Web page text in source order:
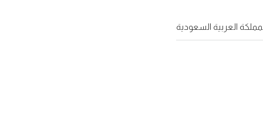
العربية السعودية